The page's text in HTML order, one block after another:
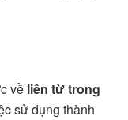
về liên từ trong
sử dụng thành